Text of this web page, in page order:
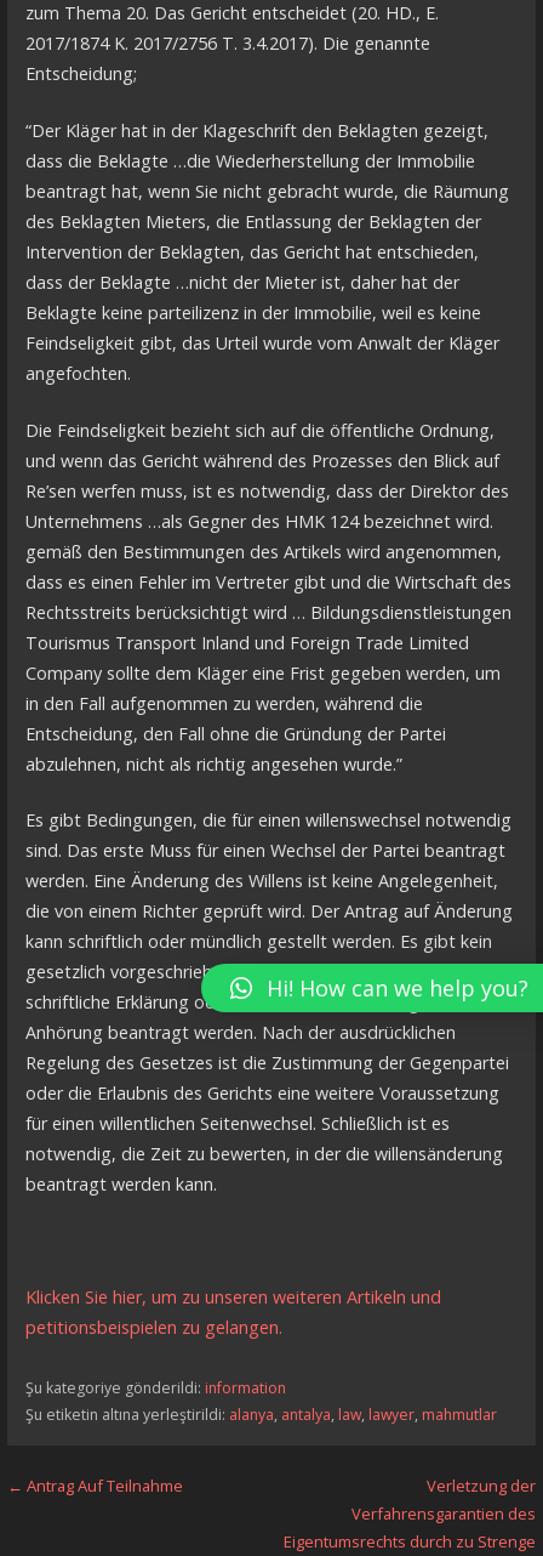
zum Thema 20. Das Gericht entscheidet (20. HD., E.
2017/1874 K. 2017/2756 T. 3.4.2017). Die genannte
Entscheidung;
“Der Kläger hat in der Klageschrift den Beklagten gezeigt,
dass die Beklagte …die Wiederherstellung der Immobilie
beantragt hat, wenn Sie nicht gebracht wurde, die Räumung
des Beklagten Mieters, die Entlassung der Beklagten der
Intervention der Beklagten, das Gericht hat entschieden,
dass der Beklagte …nicht der Mieter ist, daher hat der
Beklagte keine parteilizenz in der Immobilie, weil es keine
Feindseligkeit gibt, das Urteil wurde vom Anwalt der Kläger
angefochten.
Die Feindseligkeit bezieht sich auf die öffentliche Ordnung,
und wenn das Gericht während des Prozesses den Blick auf
Re’sen werfen muss, ist es notwendig, dass der Direktor des
Unternehmens …als Gegner des HMK 124 bezeichnet wird.
gemäß den Bestimmungen des Artikels wird angenommen,
dass es einen Fehler im Vertreter gibt und die Wirtschaft des
Rechtsstreits berücksichtigt wird … Bildungsdienstleistungen
Tourismus Transport Inland und Foreign Trade Limited
Company sollte dem Kläger eine Frist gegeben werden, um
in den Fall aufgenommen zu werden, während die
Entscheidung, den Fall ohne die Gründung der Partei
abzulehnen, nicht als richtig angesehen wurde.”
Es gibt Bedingungen, die für einen willenswechsel notwendig
sind. Das erste Muss für einen Wechsel der Partei beantragt
werden. Eine Änderung des Willens ist keine Angelegenheit,
die von einem Richter geprüft wird. Der Antrag auf Änderung
kann schriftlich oder mündlich gestellt werden. Es gibt kein
gesetzlich vorgeschriebenes Verfahren. Es kann durch eine
schriftliche Erklärung oder während der Anhörung eine
Anhörung beantragt werden. Nach der ausdrücklichen
Regelung des Gesetzes ist die Zustimmung der Gegenpartei
oder die Erlaubnis des Gerichts eine weitere Voraussetzung
für einen willentlichen Seitenwechsel. Schließlich ist es
notwendig, die Zeit zu bewerten, in der die willensänderung
beantragt werden kann.
Klicken Sie hier, um zu unseren weiteren Artikeln und
petitionsbeispielen zu gelangen.
Şu kategoriye gönderildi: information
Şu etiketin altına yerleştirildi: alanya, antalya, law, lawyer, mahmutlar
Yazı
← Antrag Auf Teilnahme
Verletzung der
Verfahrensgarantien des
Eigentumsrechts durch zu Strenge
Hi! How can we help you?